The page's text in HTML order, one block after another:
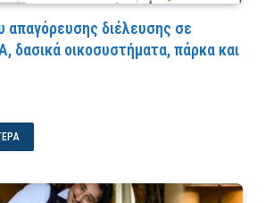
απαγόρευσης διέλευσης σε
δασικά οικοσυστήματα, πάρκα και